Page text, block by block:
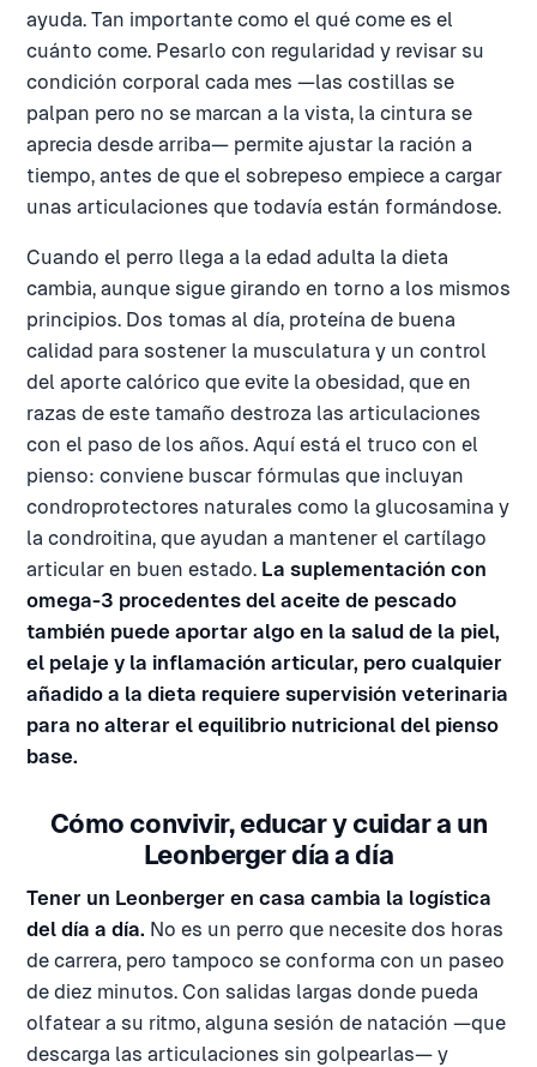
ayuda. Tan importante como el qué come es el
cuánto come. Pesarlo con regularidad y revisar su
condición corporal cada mes —las costillas se
palpan pero no se marcan a la vista, la cintura se
aprecia desde arriba— permite ajustar la ración a
tiempo, antes de que el sobrepeso empiece a cargar
unas articulaciones que todavía están formándose.
Cuando el perro llega a la edad adulta la dieta
cambia, aunque sigue girando en torno a los mismos
principios. Dos tomas al día, proteína de buena
calidad para sostener la musculatura y un control
del aporte calórico que evite la obesidad, que en
razas de este tamaño destroza las articulaciones
con el paso de los años. Aquí está el truco con el
pienso: conviene buscar fórmulas que incluyan
condroprotectores naturales como la glucosamina y
la condroitina, que ayudan a mantener el cartílago
articular en buen estado. La suplementación con
omega-3 procedentes del aceite de pescado
también puede aportar algo en la salud de la piel,
el pelaje y la inflamación articular, pero cualquier
añadido a la dieta requiere supervisión veterinaria
para no alterar el equilibrio nutricional del pienso
base.
Cómo convivir, educar y cuidar a un
Leonberger día a día
Tener un Leonberger en casa cambia la logística
del día a día. No es un perro que necesite dos horas
de carrera, pero tampoco se conforma con un paseo
de diez minutos. Con salidas largas donde pueda
olfatear a su ritmo, alguna sesión de natación —que
descarga las articulaciones sin golpearlas— y